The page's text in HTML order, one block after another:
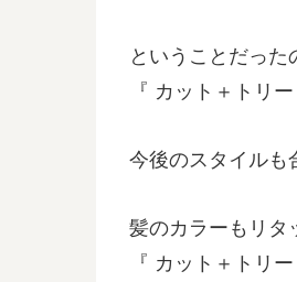
ということだっ
『 カット＋トリ
今後のスタイルも
髪のカラーもリタ
『 カット＋トリ